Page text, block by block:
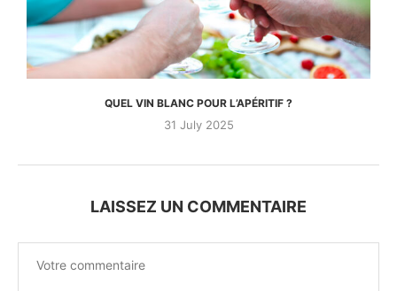
QUEL VIN BLANC POUR L’APÉRITIF ?
31 July 2025
LAISSEZ UN COMMENTAIRE